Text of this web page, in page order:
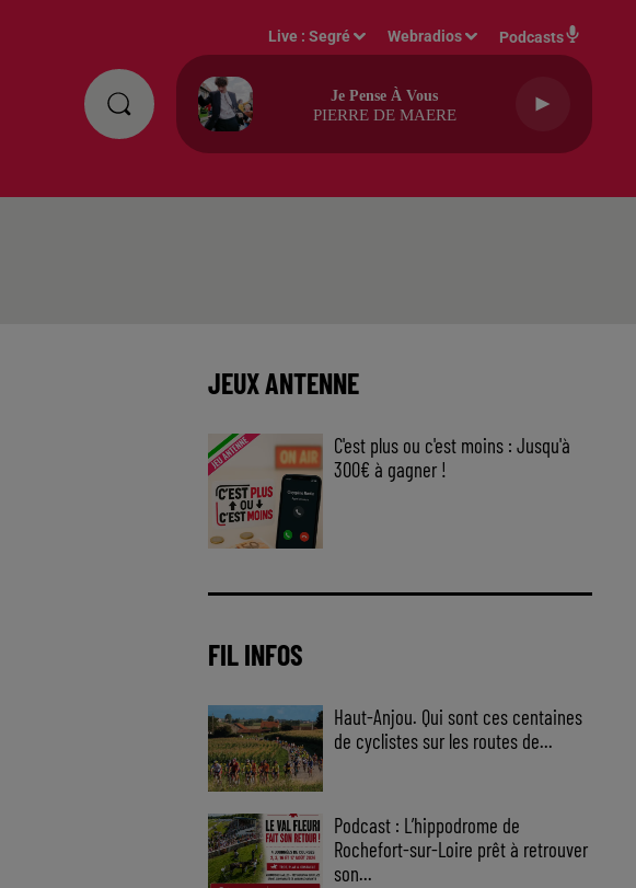
Live :Segré Webradios Podcasts
Je Pense À Vous
PIERRE DE MAERE
JEUX ANTENNE
C'est plus ou c'est moins : Jusqu'à
300€ à gagner !
FIL INFOS
Haut-Anjou. Qui sont ces centaines
de cyclistes sur les routes de...
Podcast : L’hippodrome de
Rochefort-sur-Loire prêt à retrouver
son...